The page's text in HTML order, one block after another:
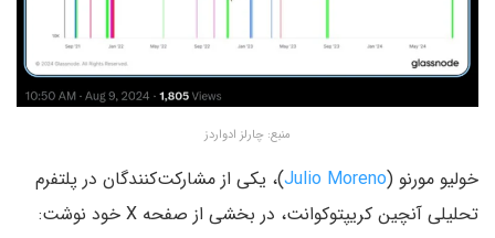
منبع: چارلز ادواردز
خولیو مورنو (Julio Moreno)، یکی از مشارکت‌کنندگان در پلتفرم
تحلیلی آنچین کریپتوکوانت، در بخشی از صفحه X خود نوشت: